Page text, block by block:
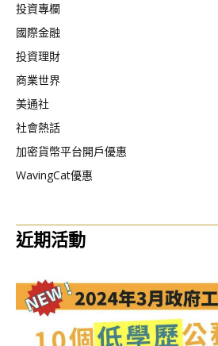
投資專欄
國際金融
投資理財
商業世界
美通社
社會熱話
加密貨幣平台開戶優惠
WavingCat優惠
近期活動